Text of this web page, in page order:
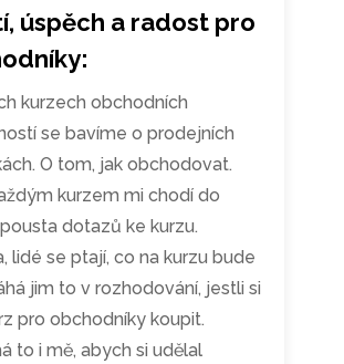
úspěch a radost pro
kurzech obchodních
se bavíme o prodejních
O tom, jak obchodovat.
kurzem mi chodí do
dotazů ke kurzu.
lidé se ptají, co na kurzu bude
jim to v rozhodování, jestli si
pro obchodníky koupit.
to i mě, abych si udělal